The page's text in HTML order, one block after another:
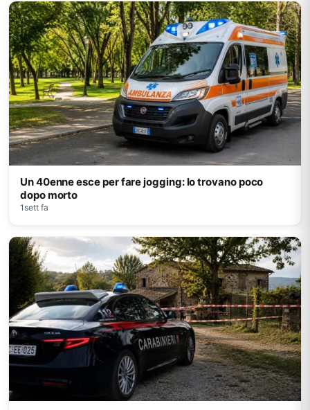
Un 40enne esce per fare jogging: lo trovano poco
dopo morto
1sett fa